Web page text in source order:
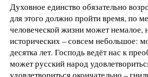
Духовное единство обязательно
для этого должно пройти время, по
человеческой жизни может немалое,
исторических – совсем небольшое:
десятка лет. Господь ведёт нас к
может русский народ
удовлетвориться окончательно –